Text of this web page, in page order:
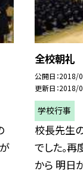
全校朝礼
公開日 2018/
更新日 2018/
学校行事
校長先生
でした。再
から 明日